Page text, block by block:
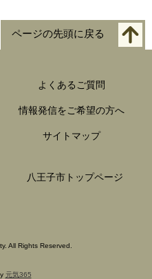
ページの先頭に戻る
よくあるご質問
情報発信をご希望の方へ
サイトマップ
八王子市トップページ
All Rights Reserved.
元気365